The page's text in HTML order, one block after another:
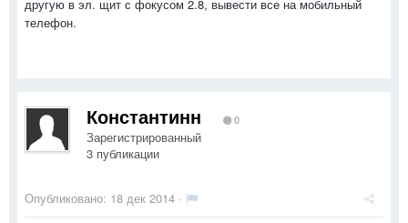
другую в эл. щит с фокусом 2.8, вывести все на мобильный
телефон.
Константинн 0
Зарегистрированный
3 публикации
Опубликовано: 18 дек 2014 ·